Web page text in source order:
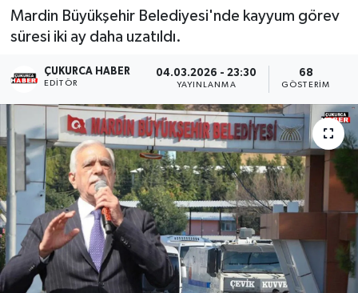
Mardin Büyükşehir Belediyesi'nde kayyum görev
süresi iki ay daha uzatıldı.
ÇUKURCA HABER
EDITÖR
04.03.2026 - 23:30
YAYINLANMA
68
GÖSTERIM
Hakkari
Siyaset
Son Dakika
Teknoloji
Yaşam